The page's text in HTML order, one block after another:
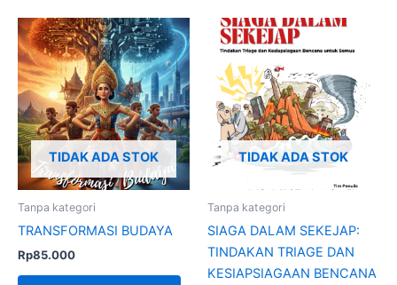
TIDAK ADA STOK
Tanpa kategori
TRANSFORMASI BUDAYA
Rp85.000
TIDAK ADA STOK
Tanpa kategori
SIAGA DALAM SEKEJAP:
TINDAKAN TRIAGE DAN
KESIAPSIAGAAN BENCANA